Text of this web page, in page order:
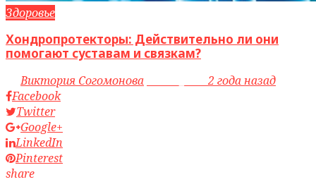
Здоровье
Хондропротекторы: Действительно ли они
помогают суставам и связкам?
byВиктория Согомонова access_time2 года назад
Facebook
Twitter
Google+
LinkedIn
Pinterest
share